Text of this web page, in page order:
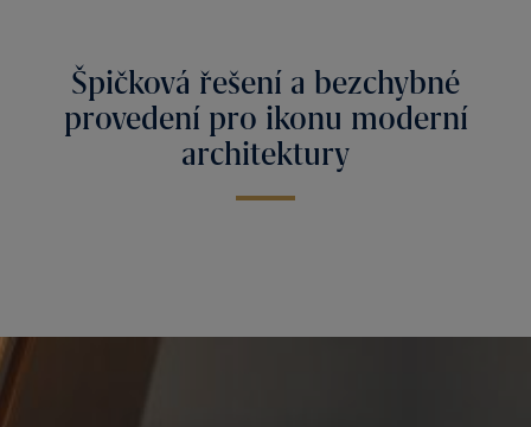
Špičková řešení a bezchybné
provedení pro ikonu moderní
architektury